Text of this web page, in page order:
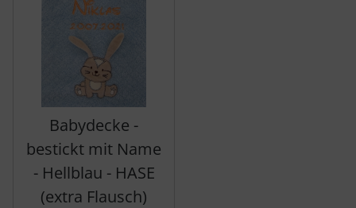
Babydecke -
bestickt mit Name
- Hellblau - HASE
(extra Flausch)